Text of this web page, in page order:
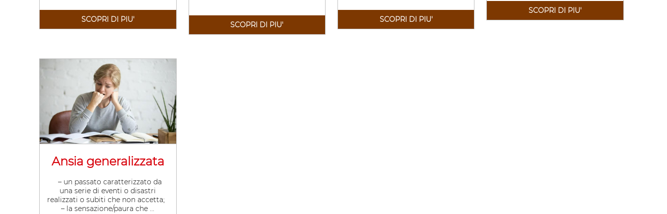
SCOPRI DI PIU'
SCOPRI DI PIU'
SCOPRI DI PIU'
SCOPRI DI PIU'
Ansia generalizzata
– un passato caratterizzato da
una serie di eventi o disastri
realizzati o subiti che non accetta;
– la sensazione/paura che ...